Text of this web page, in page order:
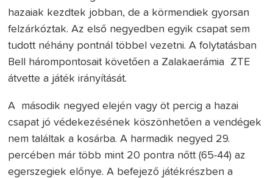
hazaiak kezdtek jobban, de a körmendiek gyorsan
felzárkóztak. Az első negyedben egyik csapat sem
tudott néhány pontnál többel vezetni. A folytatásban
Bell hárompontosait követően a Zalakaerámia ZTE
átvette a játék irányítását.
A második negyed elején vagy öt percig a hazai
csapat jó védekezésének köszönhetően a vendégek
nem találtak a kosárba. A harmadik negyed 29.
percében már több mint 20 pontra nőtt (65-44) az
egerszegiek előnye. A befejező játékrészben a